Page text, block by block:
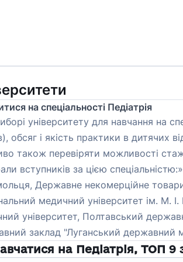
на спеціальності Педіатрія
університету для навчання на
обсяг і якість практики в дитячих
також перевіряти можливості
вступників за цією
Державне некомерційне
медичний університет ім. М.
університет, Полтавський
заклад "Луганський державний
на Педіатрія, ТОП 9